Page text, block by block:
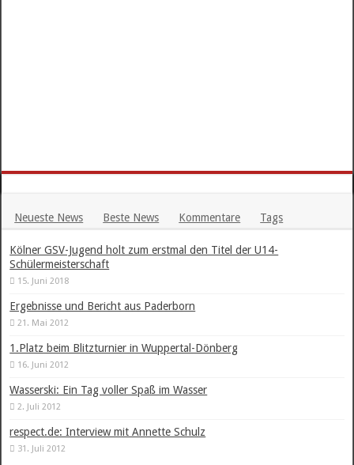
Neueste News Beste News Kommentare Tags
Kölner GSV-Jugend holt zum erstmal den Titel der U14-
Schülermeisterschaft
15. Juni 2018
Ergebnisse und Bericht aus Paderborn
21. Mai 2012
1.Platz beim Blitzturnier in Wuppertal-Dönberg
16. Juni 2012
Wasserski: Ein Tag voller Spaß im Wasser
2. Juli 2012
respect.de: Interview mit Annette Schulz
31. Juli 2012